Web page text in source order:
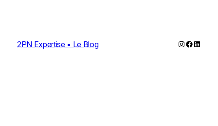
2PN Expertise • Le Blog Instagram